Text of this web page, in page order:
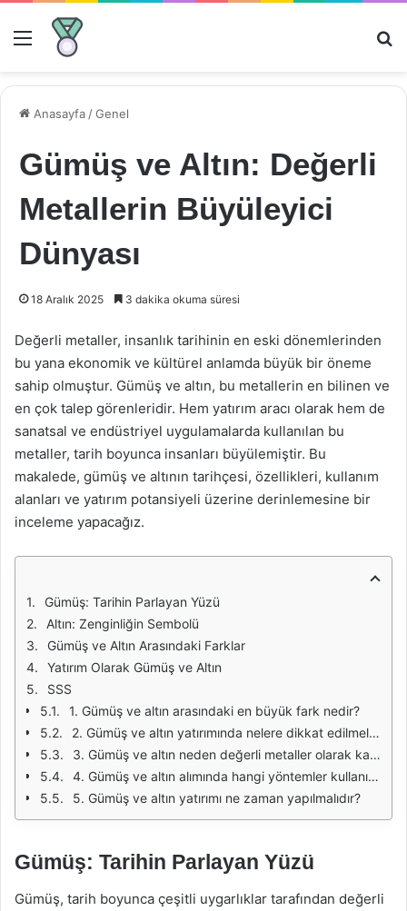
Menü
Anasayfa /Genel
Gümüş ve Altın: Değerli
Metallerin Büyüleyici
Dünyası
18 Aralık 2025 3 dakika okuma süresi
Değerli metaller, insanlık tarihinin en eski dönemlerinden
bu yana ekonomik ve kültürel anlamda büyük bir öneme
sahip olmuştur. Gümüş ve altın, bu metallerin en bilinen ve
en çok talep görenleridir. Hem yatırım aracı olarak hem de
sanatsal ve endüstriyel uygulamalarda kullanılan bu
metaller, tarih boyunca insanları büyülemiştir. Bu
makalede, gümüş ve altının tarihçesi, özellikleri, kullanım
alanları ve yatırım potansiyeli üzerine derinlemesine bir
inceleme yapacağız.
Gümüş: Tarihin Parlayan Yüzü
Altın: Zenginliğin Sembolü
Gümüş ve Altın Arasındaki Farklar
Yatırım Olarak Gümüş ve Altın
SSS
1. Gümüş ve altın arasındaki en büyük fark nedir?
2. Gümüş ve altın yatırımında nelere dikkat edilmelidir?
3. Gümüş ve altın neden değerli metaller olarak kabul edilir?
4. Gümüş ve altın alımında hangi yöntemler kullanılabilir?
5. Gümüş ve altın yatırımı ne zaman yapılmalıdır?
Gümüş: Tarihin Parlayan Yüzü
Gümüş, tarih boyunca çeşitli uygarlıklar tarafından değerli